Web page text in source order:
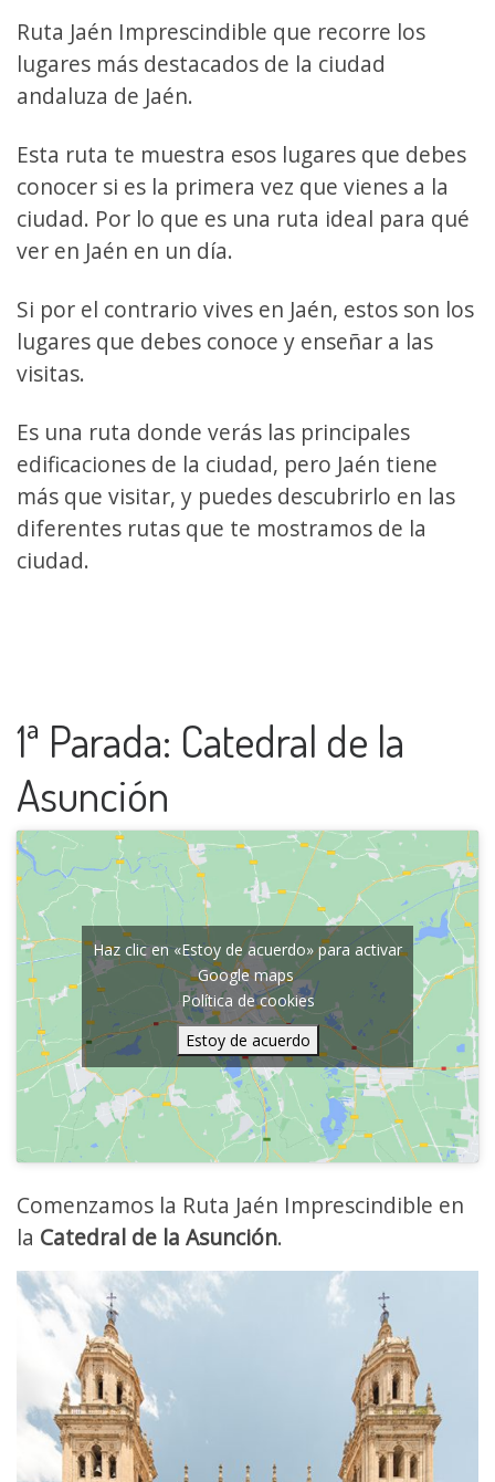
Ruta Jaén Imprescindible que recorre los
lugares más destacados de la ciudad
andaluza de Jaén.
Esta ruta te muestra esos lugares que debes
conocer si es la primera vez que vienes a la
ciudad. Por lo que es una ruta ideal para qué
ver en Jaén en un día.
Si por el contrario vives en Jaén, estos son los
lugares que debes conoce y enseñar a las
visitas.
Es una ruta donde verás las principales
edificaciones de la ciudad, pero Jaén tiene
más que visitar, y puedes descubrirlo en las
diferentes rutas que te mostramos de la
ciudad.
1ª Parada: Catedral de la
Asunción
Haz clic en «Estoy de acuerdo» para activar
Google maps
Política de cookies
Estoy de acuerdo
Comenzamos la Ruta Jaén Imprescindible en
la Catedral de la Asunción.